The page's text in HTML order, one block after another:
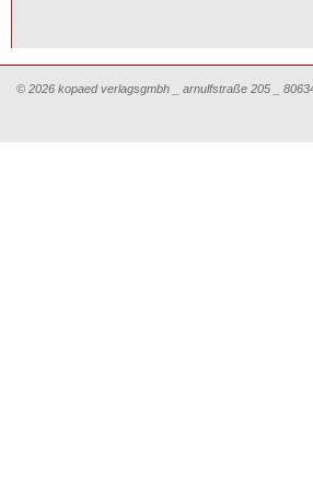
© 2026 kopaed verlagsgmbh _ arnulfstraße 205 _